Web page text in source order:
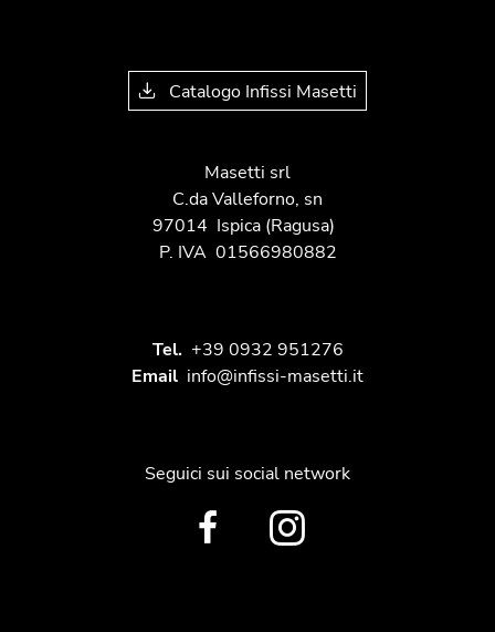
Catalogo Infissi Masetti
Masetti srl
C.da Valleforno, sn
97014 Ispica(Ragusa)
P. IVA 01566980882
Tel. +39 0932 951276
Email info@infissi-masetti.it
Seguici sui social network